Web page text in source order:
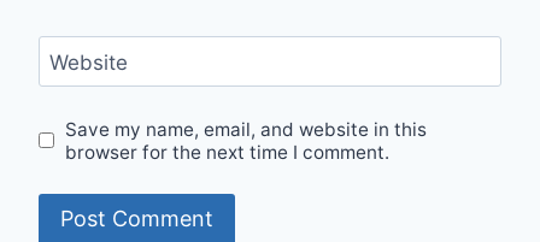
Website
Save my name, email, and website in this
browser for the next time I comment.